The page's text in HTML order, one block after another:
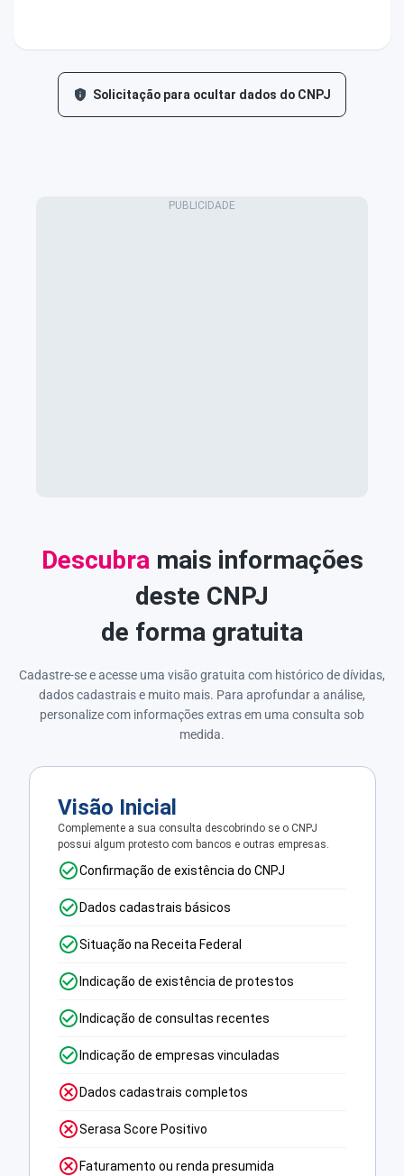
Solicitação para ocultar dados do CNPJ
Descubra mais informações
deste CNPJ
de forma gratuita
Cadastre-se e acesse uma visão gratuita com histórico de dívidas,
dados cadastrais e muito mais. Para aprofundar a análise,
personalize com informações extras em uma consulta sob
medida.
Visão Inicial
Complemente a sua consulta descobrindo se o CNPJ
possui algum protesto com bancos e outras empresas.
Confirmação de existência do CNPJ
Dados cadastrais básicos
Situação na Receita Federal
Indicação de existência de protestos
Indicação de consultas recentes
Indicação de empresas vinculadas
Dados cadastrais completos
Serasa Score Positivo
Faturamento ou renda presumida